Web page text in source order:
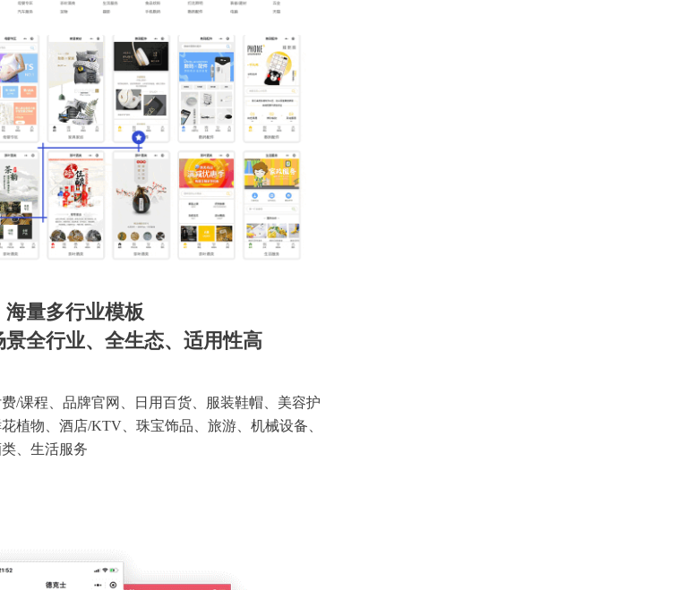
海量多行业模板
景全行业、全生态、适用性高
/课程、品牌官网、日用百货、服装鞋帽、美容护
植物、酒店/KTV、珠宝饰品、旅游、机械设备、
、生活服务